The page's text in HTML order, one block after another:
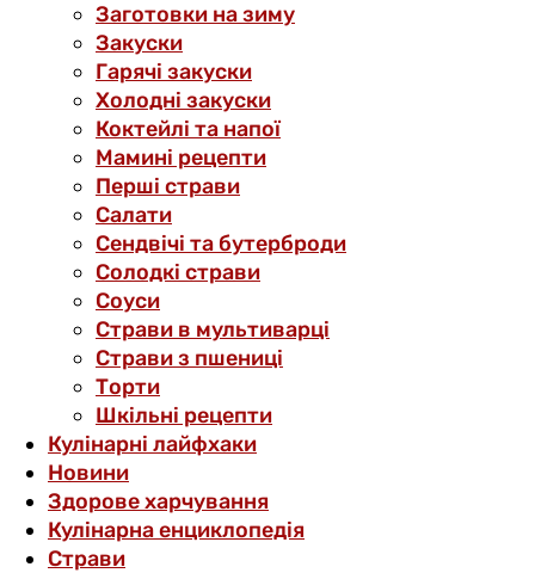
Заготовки на зиму
Закуски
Гарячі закуски
Холодні закуски
Коктейлі та напої
Мамині рецепти
Перші страви
Салати
Сендвічі та бутерброди
Солодкі страви
Соуси
Страви в мультиварці
Страви з пшениці
Торти
Шкільні рецепти
Кулінарні лайфхаки
Новини
Здорове харчування
Кулінарна енциклопедія
Страви